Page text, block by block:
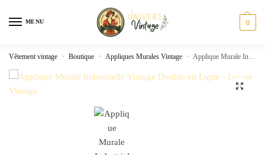
MENU 0
Vêtement vintage » Boutique » Appliques Murales Vintage » Applique Murale Industrielle Vintage Double en Ligne
🔍